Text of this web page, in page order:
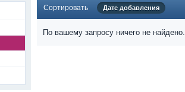
Сортировать Дате добавления
По вашему запросу ничего не найдено.